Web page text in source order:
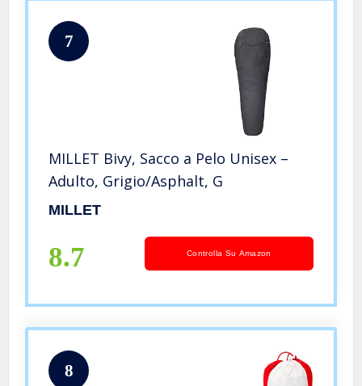
7
MILLET Bivy, Sacco a Pelo Unisex –
Adulto, Grigio/Asphalt, G
MILLET
8.7 Controlla Su Amazon
8